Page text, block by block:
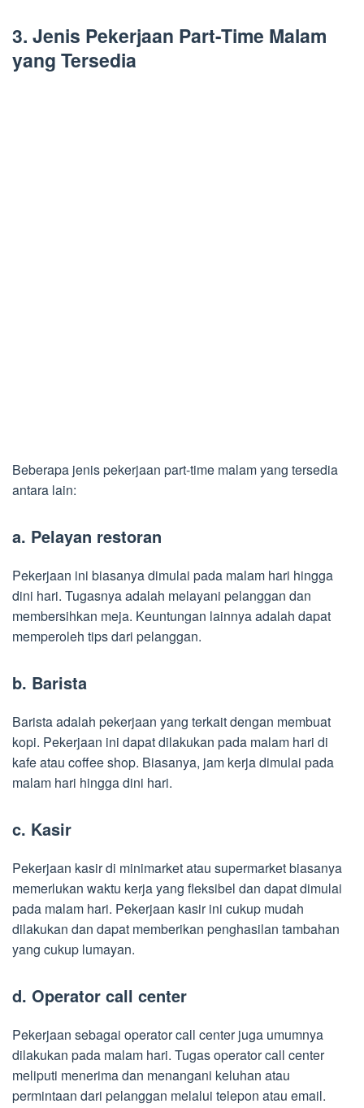
3. Jenis Pekerjaan Part-Time Malam
yang Tersedia
Beberapa jenis pekerjaan part-time malam yang tersedia
antara lain:
a. Pelayan restoran
Pekerjaan ini biasanya dimulai pada malam hari hingga
dini hari. Tugasnya adalah melayani pelanggan dan
membersihkan meja. Keuntungan lainnya adalah dapat
memperoleh tips dari pelanggan.
b. Barista
Barista adalah pekerjaan yang terkait dengan membuat
kopi. Pekerjaan ini dapat dilakukan pada malam hari di
kafe atau coffee shop. Biasanya, jam kerja dimulai pada
malam hari hingga dini hari.
c. Kasir
Pekerjaan kasir di minimarket atau supermarket biasanya
memerlukan waktu kerja yang fleksibel dan dapat dimulai
pada malam hari. Pekerjaan kasir ini cukup mudah
dilakukan dan dapat memberikan penghasilan tambahan
yang cukup lumayan.
d. Operator call center
Pekerjaan sebagai operator call center juga umumnya
dilakukan pada malam hari. Tugas operator call center
meliputi menerima dan menangani keluhan atau
permintaan dari pelanggan melalui telepon atau email.